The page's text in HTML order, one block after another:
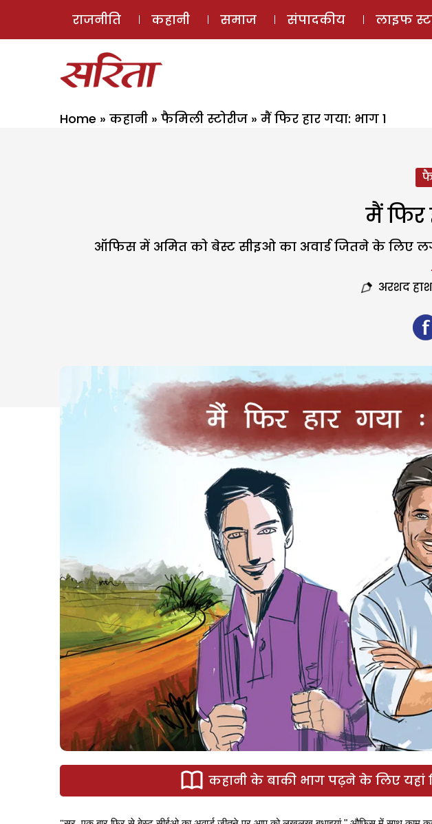
राजनीति कहानी समाज संपादकीय लाइफ
Home » कहानी » फैमिली स्टोरीज » मैं फिर हार गया: भाग 1
मैं फिर
ऑफिस में अमित को बेस्ट सीइओ का अवार्ड जितने के लिए
अरशद
कहानी के बाकी भाग पढ़ने के लिए